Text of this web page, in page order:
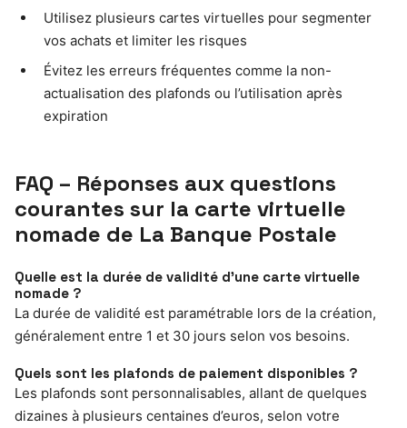
Utilisez plusieurs cartes virtuelles pour segmenter
vos achats et limiter les risques
Évitez les erreurs fréquentes comme la non-
actualisation des plafonds ou l’utilisation après
expiration
FAQ – Réponses aux questions
courantes sur la carte virtuelle
nomade de La Banque Postale
Quelle est la durée de validité d’une carte virtuelle
nomade ?
La durée de validité est paramétrable lors de la création,
généralement entre 1 et 30 jours selon vos besoins.
Quels sont les plafonds de paiement disponibles ?
Les plafonds sont personnalisables, allant de quelques
dizaines à plusieurs centaines d’euros, selon votre